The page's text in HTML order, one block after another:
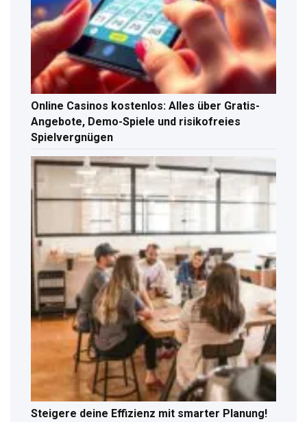
Online Casinos kostenlos: Alles über Gratis-
Angebote, Demo-Spiele und risikofreies
Spielvergnügen
Steigere deine Effizienz mit smarter Planung!